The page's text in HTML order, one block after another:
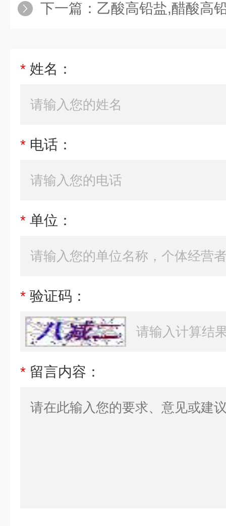
下一篇： 乙酸高铅盐,醋酸高
* 姓名：
* 电话：
* 单位：
* 验证码：
* 留言内容：